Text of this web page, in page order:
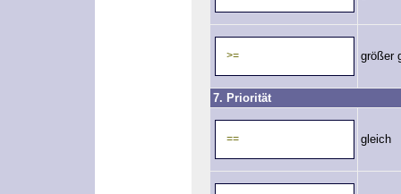
>= größer
7. Priorität
== gleich